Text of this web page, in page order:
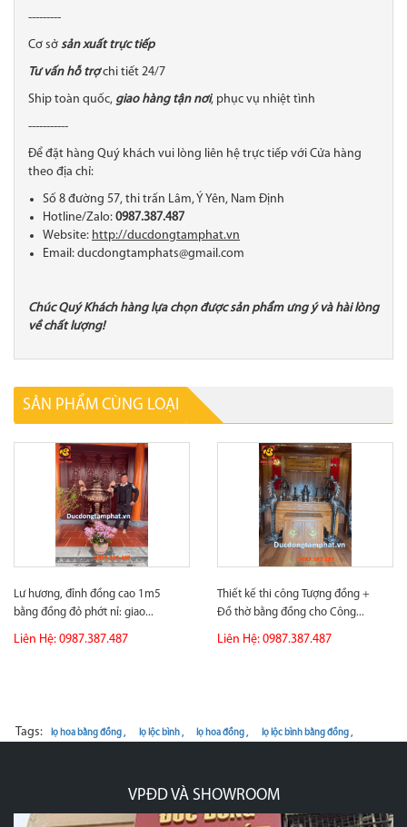
---------
Cơ sở sản xuất trực tiếp
Tư vấn hỗ trợchi tiết 24/7
Ship toàn quốc, giao hàng tận nơi, phục vụ nhiệt tình
-----------
Để đặt hàng Quý khách vui lòng liên hệ trực tiếp với Cửa hàng
theo địa chỉ:
Số 8 đường 57, thi trấn Lâm, Ý Yên, Nam Định
Hotline/Zalo: 0987.387.487
Website: http://ducdongtamphat.vn
Email: ducdongtamphats@gmail.com
Chúc Quý Khách hàng lựa chọn được sản phẩm ưng ý và hài lòng
về chất lượng!
SẢN PHẨM CÙNG LOẠI
Lư hương, đỉnh đồng cao 1m5
bằng đồng đỏ phớt nỉ: giao...
Liên Hệ: 0987.387.487
Thiết kế thi công Tượng đồng +
Đồ thờ bằng đồng cho Công...
Liên Hệ: 0987.387.487
Tags: lọ hoa bằng đồng , lọ lộc bình , lọ hoa đồng , lọ lộc bình bằng đồng ,
VPĐD VÀ SHOWROOM